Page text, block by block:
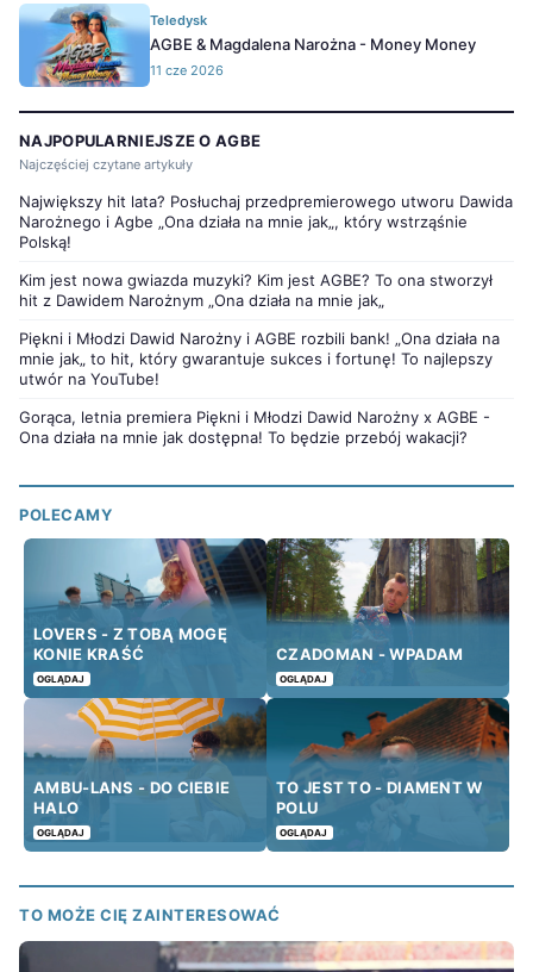
Teledysk
AGBE & Magdalena Narożna - Money Money
11 cze 2026
NAJPOPULARNIEJSZE O AGBE
Najczęściej czytane artykuły
Największy hit lata? Posłuchaj przedpremierowego utworu Dawida
Narożnego i Agbe „Ona działa na mnie jak„, który wstrząśnie
Polską!
Kim jest nowa gwiazda muzyki? Kim jest AGBE? To ona stworzył
hit z Dawidem Narożnym „Ona działa na mnie jak„
Piękni i Młodzi Dawid Narożny i AGBE rozbili bank! „Ona działa na
mnie jak„ to hit, który gwarantuje sukces i fortunę! To najlepszy
utwór na YouTube!
Gorąca, letnia premiera Piękni i Młodzi Dawid Narożny x AGBE -
Ona działa na mnie jak dostępna! To będzie przebój wakacji?
POLECAMY
LOVERS - Z TOBĄ MOGĘ
KONIE KRAŚĆ
OGLĄDAJ
CZADOMAN - WPADAM
OGLĄDAJ
AMBU-LANS - DO CIEBIE
HALO
OGLĄDAJ
TO JEST TO - DIAMENT W
POLU
OGLĄDAJ
TO MOŻE CIĘ ZAINTERESOWAĆ